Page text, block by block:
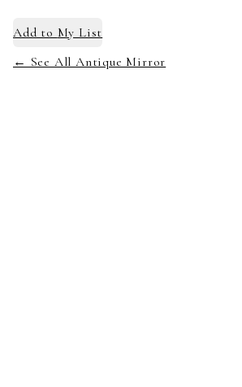
Add to My List
← See All Antique Mirror